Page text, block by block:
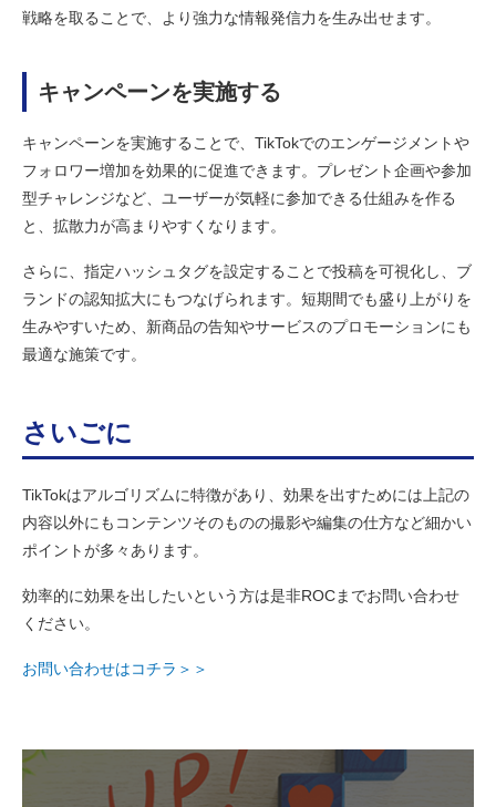
戦略を取ることで、より強力な情報発信力を生み出せます。
キャンペーンを実施する
キャンペーンを実施することで、TikTokでのエンゲージメントや
フォロワー増加を効果的に促進できます。プレゼント企画や参加
型チャレンジなど、ユーザーが気軽に参加できる仕組みを作る
と、拡散力が高まりやすくなります。
さらに、指定ハッシュタグを設定することで投稿を可視化し、ブ
ランドの認知拡大にもつなげられます。短期間でも盛り上がりを
生みやすいため、新商品の告知やサービスのプロモーションにも
最適な施策です。
さいごに
TikTokはアルゴリズムに特徴があり、効果を出すためには上記の
内容以外にもコンテンツそのものの撮影や編集の仕方など細かい
ポイントが多々あります。
効率的に効果を出したいという方は是非ROCまでお問い合わせ
ください。
お問い合わせはコチラ＞＞